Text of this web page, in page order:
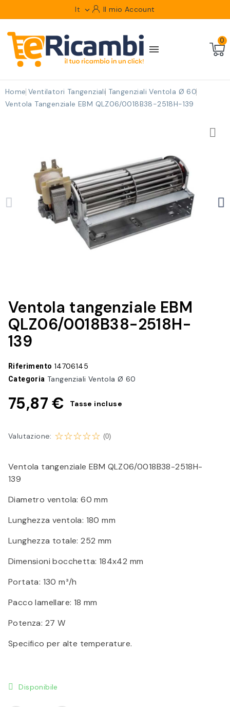
It  Il mio Account

0
Home Ventilatori Tangenziali Tangenziali Ventola Ø 60
Ventola Tangenziale EBM QLZ06/0018B38-2518H-139
Ventola tangenziale EBM
QLZ06/0018B38-2518H-
139
Riferimento 14706145
Categoria Tangenziali Ventola Ø 60
75,87 € Tasse incluse
Valutazione: (0)
Ventola tangenziale EBM QLZ06/0018B38-2518H-
139
Diametro ventola: 60 mm
Lunghezza ventola: 180 mm
Lunghezza totale: 252 mm
Dimensioni bocchetta: 184x42 mm
Portata: 130 m³/h
Pacco lamellare: 18 mm
Potenza: 27 W
Specifico per alte temperature.
Disponibile